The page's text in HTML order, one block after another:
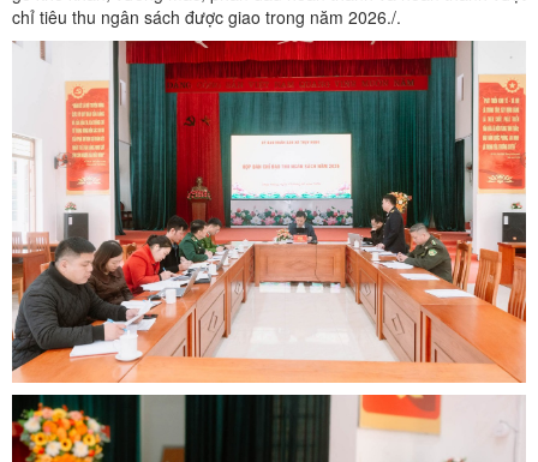
chỉ tiêu thu ngân sách được giao trong năm 2026./.